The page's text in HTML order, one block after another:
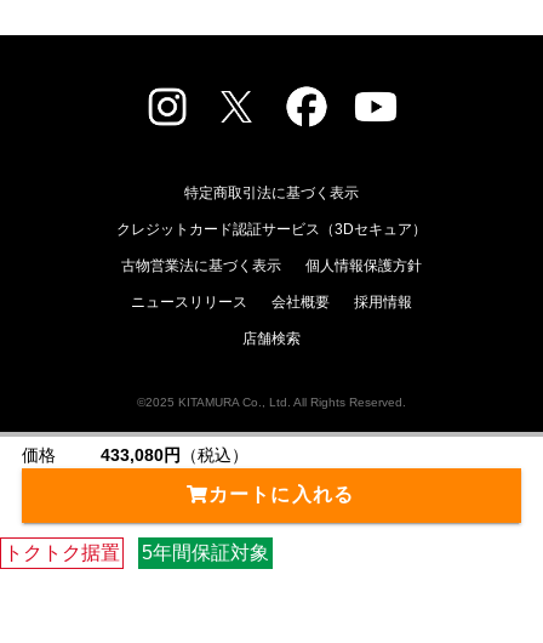
価格 433,080円 （税込）
カートに入れる
トクトク据置 5年間保証対象
特定商取引法に基づく表示
クレジットカード認証サービス（3Dセキュア）
古物営業法に基づく表示 個人情報保護方針
ニュースリリース 会社概要 採用情報
店舗検索
©2025 KITAMURA Co., Ltd. All Rights Reserved.